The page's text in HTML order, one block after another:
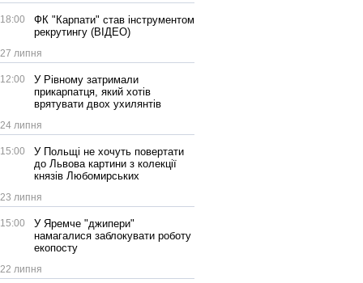
18:00
ФК "Карпати" став інструментом
рекрутингу (ВІДЕО)
27 липня
12:00
У Рівному затримали
прикарпатця, який хотів
врятувати двох ухилянтів
24 липня
15:00
У Польщі не хочуть повертати
до Львова картини з колекції
князів Любомирських
23 липня
15:00
У Яремче "джипери"
намагалися заблокувати роботу
екопосту
22 липня